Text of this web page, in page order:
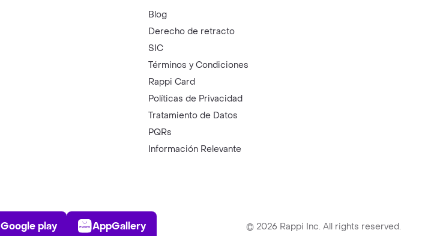
Blog
Derecho de retracto
SIC
Términos y Condiciones
Rappi Card
Políticas de Privacidad
Tratamiento de Datos
PQRs
Información Relevante
Play Store
Google play
AppGallery
AppGallery © 2026 Rappi Inc. All rights reserved.